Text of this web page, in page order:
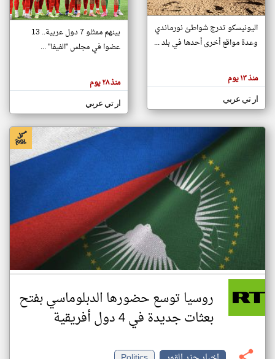
تغيير الدولة
اخبار جزر القمر على مدار الساعة
أهم اخبار جزر القمر العاجلة والمباشرة
هنا عن
وجهة
كاتبيها.
اليونيسكو تدرج شواطئ نورماندي
وعدة مواقع أخرى أحدها في بلد ...
منذ ١٣ يوم
ار تي عربي
بينهم ممثلو 7 دول عربية.. 13
عضوا في مجلس "الفيفا" ...
منذ ٢٨ يوم
ار تي عربي
روسيا توسع حضورها الدبلوماسي بفتح
بعثات جديدة في 4 دول أفريقية
klyoum.com